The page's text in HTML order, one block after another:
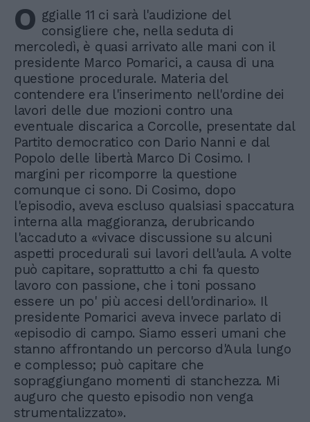
O ggialle 11 ci sarà l'audizione del
consigliere che, nella seduta di
mercoledì, è quasi arrivato alle mani con il
presidente Marco Pomarici, a causa di una
questione procedurale. Materia del
contendere era l'inserimento nell'ordine dei
lavori delle due mozioni contro una
eventuale discarica a Corcolle, presentate dal
Partito democratico con Dario Nanni e dal
Popolo delle libertà Marco Di Cosimo. I
margini per ricomporre la questione
comunque ci sono. Di Cosimo, dopo
l'episodio, aveva escluso qualsiasi spaccatura
interna alla maggioranza, derubricando
l'accaduto a «vivace discussione su alcuni
aspetti procedurali sui lavori dell'aula. A volte
può capitare, soprattutto a chi fa questo
lavoro con passione, che i toni possano
essere un po' più accesi dell'ordinario». Il
presidente Pomarici aveva invece parlato di
«episodio di campo. Siamo esseri umani che
stanno affrontando un percorso d'Aula lungo
e complesso; può capitare che
sopraggiungano momenti di stanchezza. Mi
auguro che questo episodio non venga
strumentalizzato».